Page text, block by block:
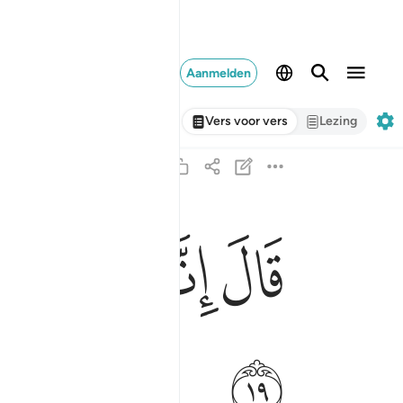
Aanmelden
Vers voor vers Lezing
قَالَ إِنَّمَآ أَنَا۠ رَسُولُ رَبِّكِ لِأَهَبَ لَكِ غُلَـٰمًۭا
ﲃﲄ